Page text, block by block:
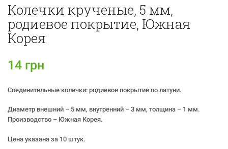
Колечки крученые, 5 мм,
родиевое покрытие, Южная
Корея
14 грн
Соединительные колечки: родиевое покрытие по латуни.
Диаметр внешний – 5 мм, внутренний – 3 мм, толщина – 1 мм.
Производство – Южная Корея.
Цена указана за 10 штук.